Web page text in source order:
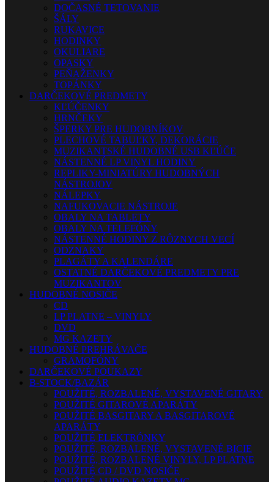
DOČASNÉ TETOVANIE
ŠÁLY
RUKAVICE
HODINKY
OKULIARE
OPASKY
PEŇAŽENKY
TOPÁNKY
DARČEKOVÉ PREDMETY
KĽÚČENKY
HRNČEKY
ŠPERKY PRE HUDOBNÍKOV
PLECHOVÉ TABUĽKY, DEKORÁCIE
MUZIKANTSKÉ HUDOBNÉ USB KĽÚČE
NÁSTENNÉ LP VINYL HODINY
REPLIKY-MINIATÚRY HUDOBNÝCH
NÁSTROJOV
NÁLEPKY
NAFUKOVACIE NÁSTROJE
OBALY NA TABLETY
OBALY NA TELEFÓNY
NÁSTENNÉ HODINY Z RÔZNYCH VECÍ
ODZNAKY
PLAGÁTY A KALENDÁRE
OSTATNÉ DARČEKOVÉ PREDMETY PRE
MUZIKANTOV
HUDOBNÉ NOSIČE
CD
LP PLATNE – VINYLY
DVD
MG KAZETY
HUDOBNÉ PREHRÁVAČE
GRAMOFÓNY
DARČEKOVÉ POUKAZY
B-STOCK/BAZÁR
POUŽITÉ, ROZBALENÉ, VYSTAVENÉ GITARY
POUŽITÉ GITAROVÉ APARÁTY
POUŽITÉ BASGITARY A BASGITAROVÉ
APARÁTY
POUŽITÉ ELEKTRÓNKY
POUŽITÉ, ROZBALENÉ, VYSTAVENÉ BICIE
POUŽITÉ, ROZBALENÉ VINYLY, LP PLATNE
POUŽITÉ CD / DVD NOSIČE